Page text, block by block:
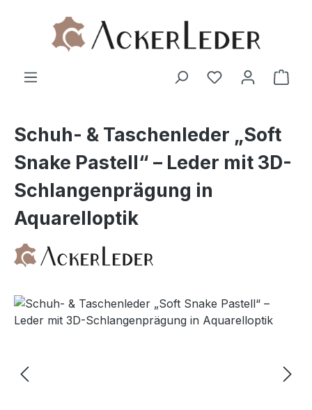
Zum Hauptinhalt springen
Schuh- & Taschenleder „Soft
Snake Pastell“ – Leder mit 3D-
Schlangenprägung in
Aquarelloptik
Bildergalerie überspringen